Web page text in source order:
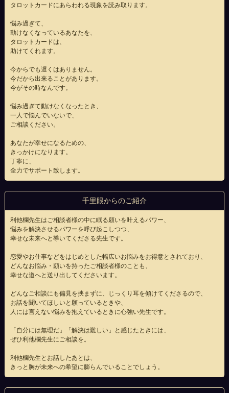
タロットカードにあらわれる現象を読み取ります。
悩み過ぎて、
動けなくなっているあなたを、
タロットカードは、
助けてくれます。
今からでも遅くはありません。
今だから出来ることがあります。
今がその時なんです。
悩み過ぎて動けなくなったとき、
一人で悩んでいないで、
ご相談ください。
あなたが幸せになるための、
きっかけになります。
丁寧に、
全力でサポート致します。
千里眼からのご紹介
利他欄先生はご相談者様の中に眠る願いを叶えるパワー、
悩みを解決させるパワーを呼び起こしつつ、
幸せな未来へと導いてくださる先生です。
恋愛やお仕事などをはじめとした幅広いお悩みをお得意とされており、
どんなお悩み・願いを持ったご相談者様のことも、
幸せな道へと送り出してくださいます。
どんなご相談にも偏見を挟まずに、じっくり耳を傾けてくださるので、
お話を聞いてほしいと願っているときや、
人には言えない悩みを抱えているときに心強い先生です。
「自分には無理だ」「解決は難しい」と感じたときには、
ぜひ利他欄先生にご相談を。
利他欄先生とお話したあとは、
きっと胸が未来への希望に膨らんでいることでしょう。